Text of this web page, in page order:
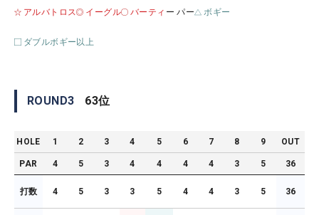
アルバトロス イーグル バーティ ー パー ボギー
ダブルボギー以上
ROUND3 63位
HOLE 1 2 3 4 5 6 7 8 9 OUT
PAR 4 5 3 4 4 4 4 3 5 36
打数 4 5 3 3 5 4 4 3 5 36